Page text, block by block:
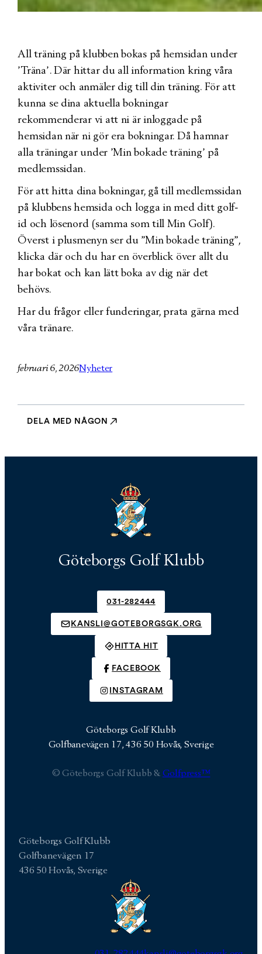
All träning på klubben bokas på hemsidan under
’Träna’. Där hittar du all information kring våra
aktiviter och anmäler dig till din träning. För att
kunna se dina aktuella bokningar
rekommenderar vi att ni är inloggade på
hemsidan när ni gör era bokningar. Då hamnar
alla träningar under ’Min bokade träning’ på
medlemssidan.
För att hitta dina bokningar, gå till medlemssidan
på klubbens hemsida och logga in med ditt golf-
id och lösenord (samma som till Min Golf).
Överst i plusmenyn ser du ”Min bokade träning”,
klicka där och du har en överblick över allt du
har bokat och kan lätt boka av dig när det
behövs.
Har du frågor eller funderingar, prata gärna med
våra tränare.
februari 6, 2026Nyheter
DELA MED NÅGON
Göteborgs Golf Klubb
031-282444
KANSLI@GOTEBORGSGK.ORG
HITTA HIT
FACEBOOK
INSTAGRAM
Göteborgs Golf Klubb
Golfbanevägen 17, 436 50 Hovås, Sverige
© Göteborgs Golf Klubb & Golfpress™
Göteborgs Golf Klubb
Golfbanevägen 17
436 50 Hovås, Sverige